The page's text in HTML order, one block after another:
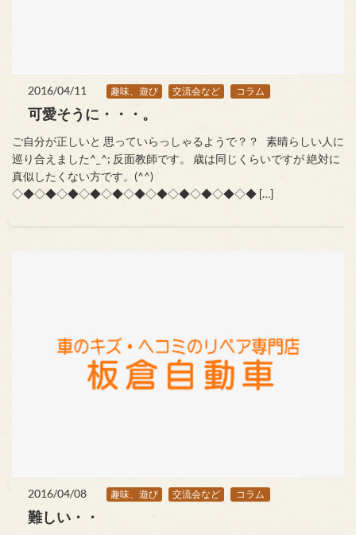
2016/04/11 趣味、遊び 交流会など コラム
可愛そうに・・・。
ご自分が正しいと 思っていらっしゃるようで？？ 素晴らしい人に
巡り合えました^_^; 反面教師です。 歳は同じくらいですが 絶対に
真似したくない方です。(^^)
◇◆◇◆◇◆◇◆◇◆◇◆◇◆◇◆◇◆◇◆◇◆ […]
2016/04/08 趣味、遊び 交流会など コラム
難しい・・